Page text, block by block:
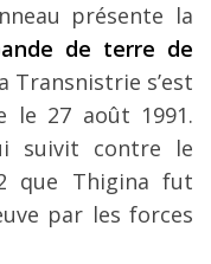
présente la
de terre de
Transnistrie s’est
le 27 août 1991.
suivit contre le
que Thigina fut
par les forces